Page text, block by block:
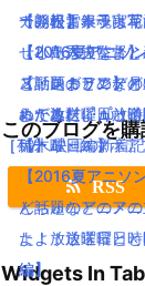
【朗報】銀魂実
せした人達をま
【動画まとめ】
らが逸材( ﾟдﾟ )
［TV・映画の新着
一発表キャラは
【小島秀夫監督
ス・ストランデ
れたよ(｀・ω・
［ゲーム・スマホ
カ、松雪泰子ら
【2016夏アニソ
ど話題のアニメ
よ！放送曜日と
編】
【2016夏アニソ
んちゅなどのア
たよ！放送曜日
編】
てみたよ！
【2016夏アニソ
３・レガリアな
めてみたよ！放
【木曜日編】
【2016夏アニソ
ど話題のアニメ
よ！放送曜日と
編】
このブログを
RSS
Widgets In